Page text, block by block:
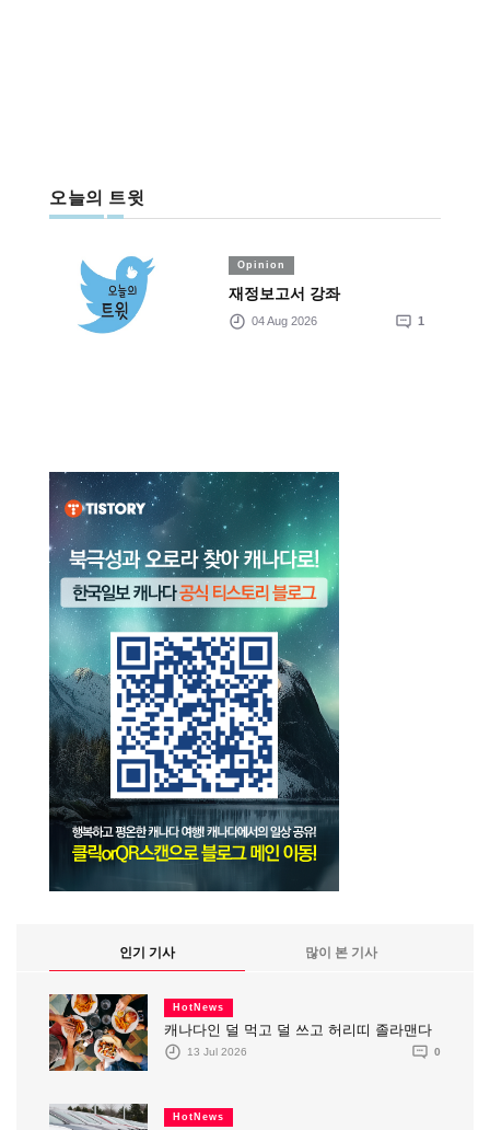
오늘의 트윗
Opinion
재정보고서 강좌
04 Aug 2026 1
인기 기사 많이 본 기사
HotNews
캐나다인 덜 먹고 덜 쓰고 허리띠 졸라맨다
13 Jul 2026 0
HotNews